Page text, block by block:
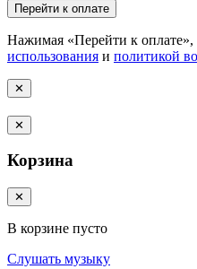
Перейти к оплате
Нажимая «Перейти к оплате»,
использования и политикой
✕
✕
Корзина
✕
В корзине пусто
Слушать музыку